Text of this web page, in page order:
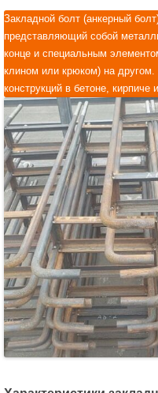
Закладной болт (анкерный
представляющий собой
конце и специальным
клином или крюком) на
конструкций в бетоне,